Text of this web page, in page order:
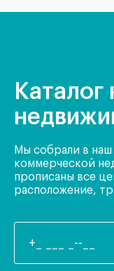
Мы собрали в наш
коммерческой
прописаны все
расположение,